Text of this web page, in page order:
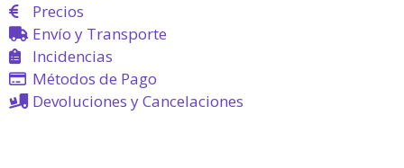
Precios
Envío y Transporte
Incidencias
Métodos de Pago
Devoluciones y Cancelaciones